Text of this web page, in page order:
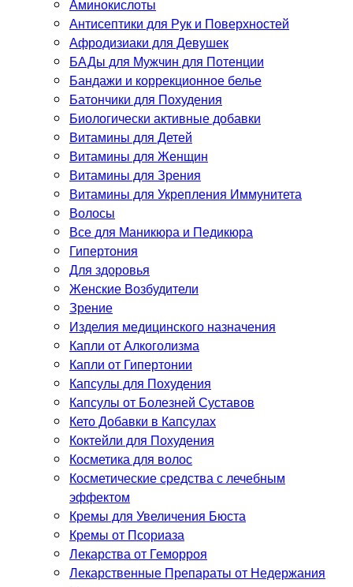
Аминокислоты
Антисептики для Рук и Поверхностей
Афродизиаки для Девушек
БАДы для Мужчин для Потенции
Бандажи и коррекционное белье
Батончики для Похудения
Биологически активные добавки
Витамины для Детей
Витамины для Женщин
Витамины для Зрения
Витамины для Укрепления Иммунитета
Волосы
Все для Маникюра и Педикюра
Гипертония
Для здоровья
Женские Возбудители
Зрение
Изделия медицинского назначения
Капли от Алкоголизма
Капли от Гипертонии
Капсулы для Похудения
Капсулы от Болезней Суставов
Кето Добавки в Капсулах
Коктейли для Похудения
Косметика для волос
Косметические средства с лечебным
эффектом
Кремы для Увеличения Бюста
Кремы от Псориаза
Лекарства от Геморроя
Лекарственные Препараты от Недержания